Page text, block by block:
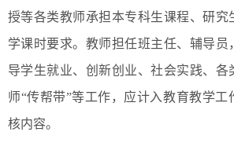
授等各类教师承担本专科生课程、研究
学课时要求。教师担任班主任、辅导员
导学生就业、创新创业、社会实践、各
师“传帮带”等工作，应计入教育教学工
核内容。